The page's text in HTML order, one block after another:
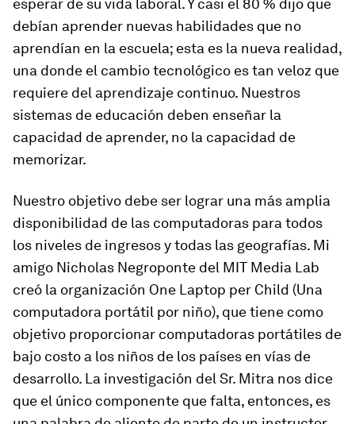
esperar de su vida laboral. Y casi el 80 % dijo que
debían aprender nuevas habilidades que no
aprendían en la escuela; esta es la nueva realidad,
una donde el cambio tecnológico es tan veloz que
requiere del aprendizaje continuo. Nuestros
sistemas de educación deben enseñar la
capacidad de aprender, no la capacidad de
memorizar.
Nuestro objetivo debe ser lograr una más amplia
disponibilidad de las computadoras para todos
los niveles de ingresos y todas las geografías. Mi
amigo Nicholas Negroponte del MIT Media Lab
creó la organización One Laptop per Child (Una
computadora portátil por niño), que tiene como
objetivo proporcionar computadoras portátiles de
bajo costo a los niños de los países en vías de
desarrollo. La investigación del Sr. Mitra nos dice
que el único componente que falta, entonces, es